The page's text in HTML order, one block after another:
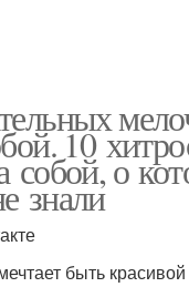
10
собой, о
знали
быть